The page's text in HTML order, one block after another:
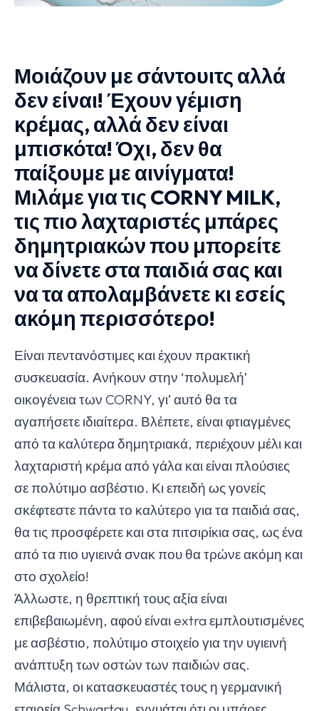
Μοιάζουν με σάντουιτς αλλά
δεν είναι! Έχουν γέμιση
κρέμας, αλλά δεν είναι
μπισκότα! Όχι, δεν θα
παίξουμε με αινίγματα!
Μιλάμε για τις CORNY MILK,
τις πιο λαχταριστές μπάρες
δημητριακών που μπορείτε
να δίνετε στα παιδιά σας και
να τα απολαμβάνετε κι εσείς
ακόμη περισσότερο!
Είναι πεντανόστιμες και έχουν πρακτική
συσκευασία. Ανήκουν στην ‘πολυμελή’
οικογένεια των CORNY, γι’ αυτό θα τα
αγαπήσετε ιδιαίτερα. Βλέπετε, είναι φτιαγμένες
από τα καλύτερα δημητριακά, περιέχουν μέλι και
λαχταριστή κρέμα από γάλα και είναι πλούσιες
σε πολύτιμο ασβέστιο. Κι επειδή ως γονείς
σκέφτεστε πάντα το καλύτερο για τα παιδιά σας,
θα τις προσφέρετε και στα πιτσιρίκια σας, ως ένα
από τα πιο υγιεινά σνακ που θα τρώνε ακόμη και
στο σχολείο!
Άλλωστε, η θρεπτική τους αξία είναι
επιβεβαιωμένη, αφού είναι extra εμπλουτισμένες
με ασβέστιο, πολύτιμο στοιχείο για την υγιεινή
ανάπτυξη των οστών των παιδιών σας.
Μάλιστα, οι κατασκευαστές τους η γερμανική